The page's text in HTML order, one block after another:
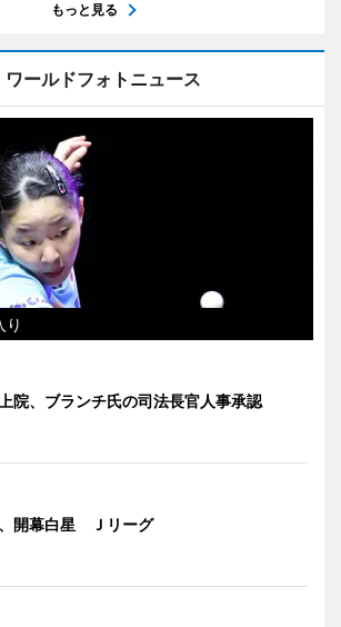
もっと見る
ワールドフォトニュース
り
院、ブランチ氏の司法長官人事承認
開幕白星 Ｊリーグ